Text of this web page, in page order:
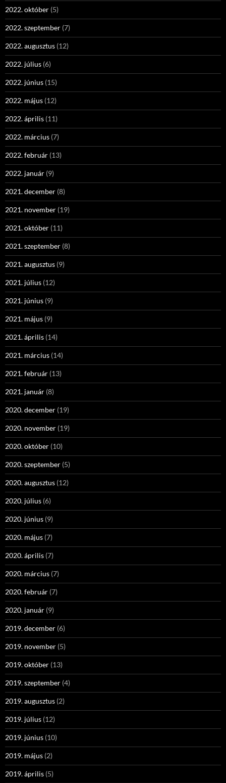
2022. október (5)
2022. szeptember (7)
2022. augusztus (12)
2022. július (6)
2022. június (15)
2022. május (12)
2022. április (11)
2022. március (7)
2022. február (13)
2022. január (9)
2021. december (8)
2021. november (19)
2021. október (11)
2021. szeptember (8)
2021. augusztus (9)
2021. július (12)
2021. június (9)
2021. május (9)
2021. április (14)
2021. március (14)
2021. február (13)
2021. január (8)
2020. december (19)
2020. november (19)
2020. október (10)
2020. szeptember (5)
2020. augusztus (12)
2020. július (6)
2020. június (9)
2020. május (7)
2020. április (7)
2020. március (7)
2020. február (7)
2020. január (9)
2019. december (6)
2019. november (5)
2019. október (13)
2019. szeptember (4)
2019. augusztus (2)
2019. július (12)
2019. június (10)
2019. május (2)
2019. április (5)